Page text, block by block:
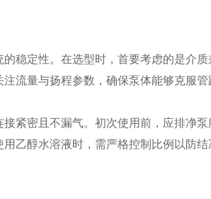
定性。在选型时，首要考虑的是介质
流量与扬程参数，确保泵体能够克服
密且不漏气。初次使用前，应排净泵
乙醇水溶液时，需严格控制比例以防结